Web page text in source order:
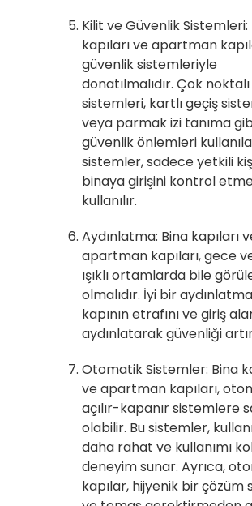
Kilit ve Güvenlik Sistemleri:
kapıları ve apartman
güvenlik sistemleriyle
donatılmalıdır. Çok
sistemleri, kartlı geçiş
veya parmak izi tanıma
güvenlik önlemleri
sistemler, sadece yetkili
binaya girişini kontrol
kullanılır.
Aydınlatma: Bina kapıları
apartman kapıları, gece
ışıklı ortamlarda bile
olmalıdır. İyi bir
kapının etrafını ve giriş
aydınlatarak güvenliği
Otomatik Sistemler: Bina
ve apartman kapıları,
açılır-kapanır sistemlere
olabilir. Bu sistemler,
daha rahat ve kullanımı
deneyim sunar. Ayrıca,
kapılar, hijyenik bir çözüm